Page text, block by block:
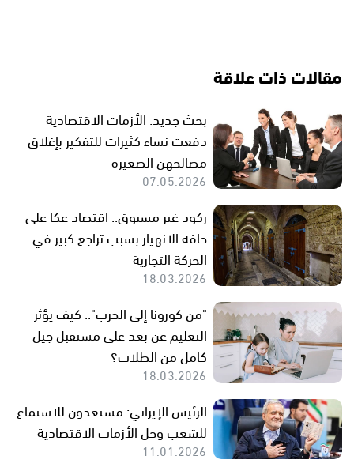
مقالات ذات علاقة
بحث جديد: الأزمات الاقتصادية
دفعت نساء كثيرات للتفكير بإغلاق
مصالحهن الصغيرة
07.05.2026
ركود غير مسبوق.. اقتصاد عكا على
حافة الانهيار بسبب تراجع كبير في
الحركة التجارية
18.03.2026
"من كورونا إلى الحرب".. كيف يؤثر
التعليم عن بعد على مستقبل جيل
كامل من الطلاب؟
18.03.2026
الرئيس الإيراني: مستعدون للاستماع
للشعب وحل الأزمات الاقتصادية
11.01.2026